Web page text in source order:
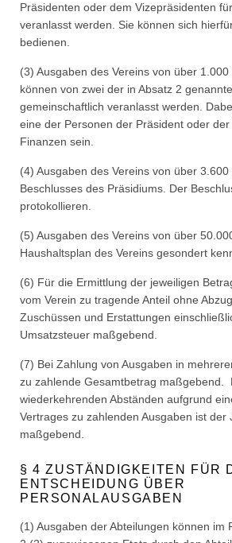
Präsidenten oder dem Vizepräsidenten
veranlasst werden. Sie können sich
bedienen.
(3) Ausgaben des Vereins von über
können von zwei der in Absatz 2
gemeinschaftlich veranlasst werden.
eine der Personen der Präsident oder
Finanzen sein.
(4) Ausgaben des Vereins von über
Beschlusses des Präsidiums. Der
protokollieren.
(5) Ausgaben des Vereins von über
Haushaltsplan des Vereins gesondert
(6) Für die Ermittlung der jeweiligen
vom Verein zu tragende Anteil ohne
Zuschüssen und Erstattungen
Umsatzsteuer maßgebend.
(7) Bei Zahlung von Ausgaben in
zu zahlende Gesamtbetrag maßgebend.
wiederkehrenden Abständen aufgrund
Vertrages zu zahlenden Ausgaben ist der
maßgebend.
§ 4 ZUSTÄNDIGKEITEN FÜR
ENTSCHEIDUNG ÜBER
PERSONALAUSGABEN
(1) Ausgaben der Abteilungen können im